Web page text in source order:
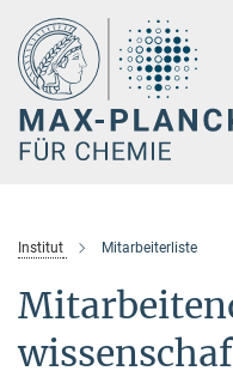
Hauptinhalt
Institut Mitarbeiterliste